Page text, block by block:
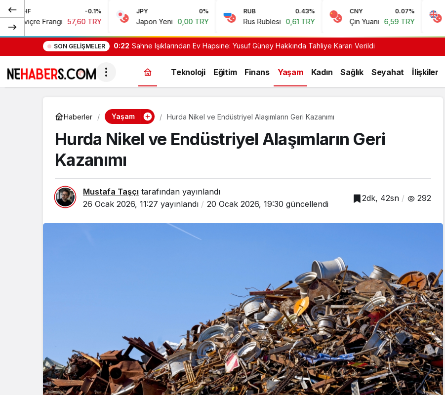
57,60 TRY
JPY
Japon Yeni 0,00 TRY
RUB 0.43%
Rus Rublesi 0,61 TRY
CNY 0.07%
Çin Yuanı 6,59 TRY
GBP
İngiliz Sterlini
SON GELIŞMELER 0:22 Sahne Işıklarından Ev Hapsine: Yusuf Güney Hakkında Tahliye Kararı Verildi
Teknoloji Eğitim Finans Yaşam Kadın Sağlık Seyahat İlişkiler
Gündüz Modu
Gece modunu seçin.
Haberler Yaşam Hurda Nikel ve Endüstriyel Alaşımların Geri Kazanımı
Hurda Nikel ve Endüstriyel Alaşımların Geri
Kazanımı
Mustafa Taşçı tarafından yayınlandı
26 Ocak 2026, 11:27 yayınlandı 20 Ocak 2026, 19:30 güncellendi
2dk, 42sn 292